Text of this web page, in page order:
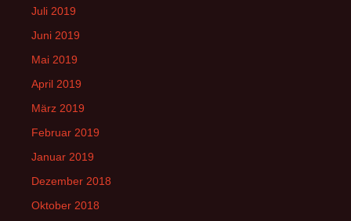
Juli 2019
Juni 2019
Mai 2019
April 2019
März 2019
Februar 2019
Januar 2019
Dezember 2018
Oktober 2018